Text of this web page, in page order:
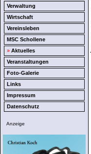
Verwaltung
Wirtschaft
Vereinsleben
MSC Schollene
» Aktuelles
Veranstaltungen
Foto-Galerie
Links
Impressum
Datenschutz
Anzeige